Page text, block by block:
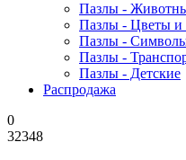
Пазлы -
Пазлы - Цветы
Пазлы -
Пазлы -
Пазлы - Детские
Распродажа
0
32348